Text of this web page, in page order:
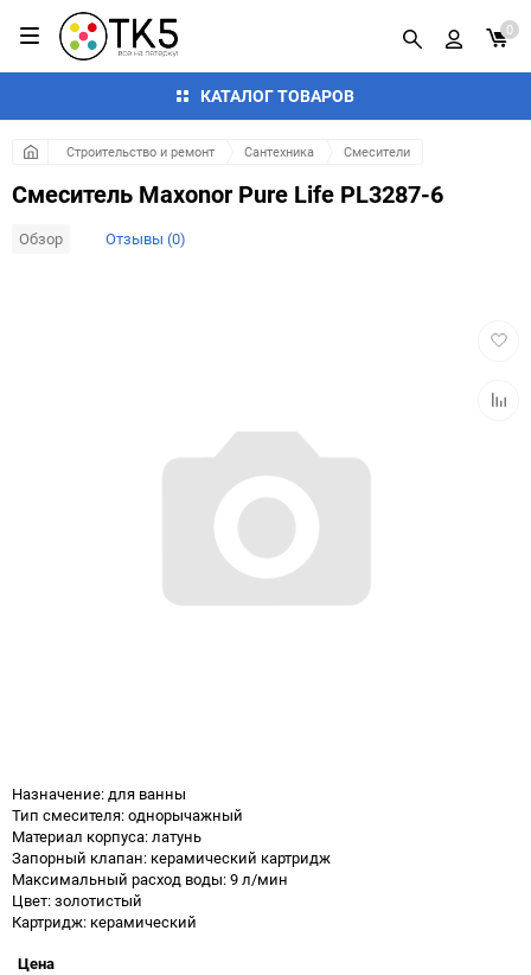
КАТАЛОГ ТОВАРОВ
0
Строительство и ремонт Сантехника Смесители
Смеситель Maxonor Pure Life PL3287-6
Обзор Отзывы (0)
Назначение: для ванны
Тип смесителя: однорычажный
Материал корпуса: латунь
Запорный клапан: керамический картридж
Максимальный расход воды: 9 л/мин
Цвет: золотистый
Картридж: керамический
Цена